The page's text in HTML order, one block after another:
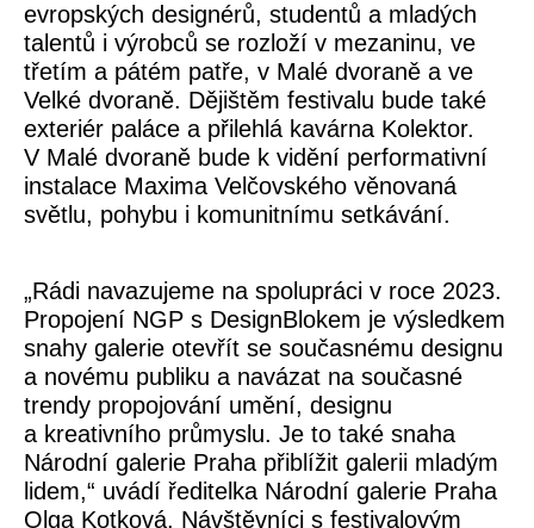
evropských designérů, studentů a mladých
talentů i výrobců se rozloží v mezaninu, ve
třetím a pátém patře, v Malé dvoraně a ve
Velké dvoraně. Dějištěm festivalu bude také
exteriér paláce a přilehlá kavárna Kolektor.
V Malé dvoraně bude k vidění performativní
instalace Maxima Velčovského věnovaná
světlu, pohybu i komunitnímu setkávání.
„Rádi navazujeme na spolupráci v roce 2023.
Propojení NGP s DesignBlokem je výsledkem
snahy galerie otevřít se současnému designu
a novému publiku a navázat na současné
trendy propojování umění, designu
a kreativního průmyslu. Je to také snaha
Národní galerie Praha přiblížit galerii mladým
lidem,“ uvádí ředitelka Národní galerie Praha
Olga Kotková. Návštěvníci s festivalovým